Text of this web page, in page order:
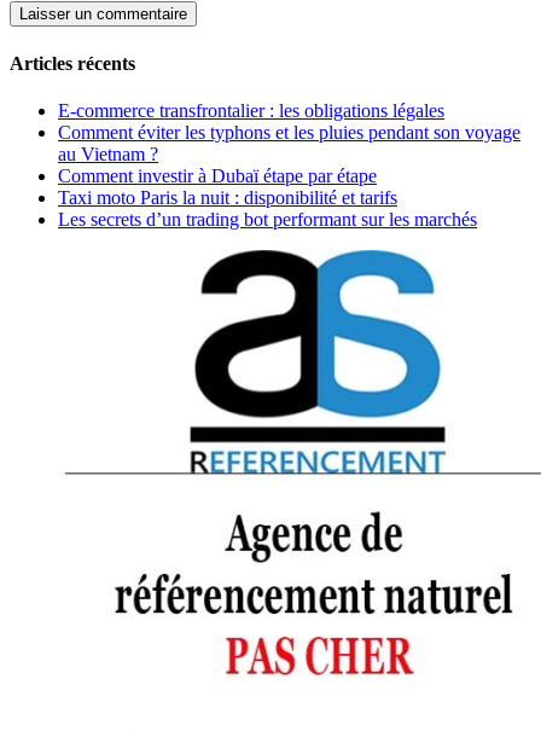
Articles récents
E-commerce transfrontalier : les obligations légales
Comment éviter les typhons et les pluies pendant son voyage
au Vietnam ?
Comment investir à Dubaï étape par étape
Taxi moto Paris la nuit : disponibilité et tarifs
Les secrets d’un trading bot performant sur les marchés